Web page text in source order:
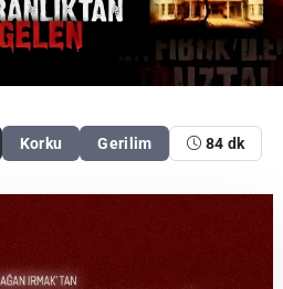
Korku Gerilim 84 dk